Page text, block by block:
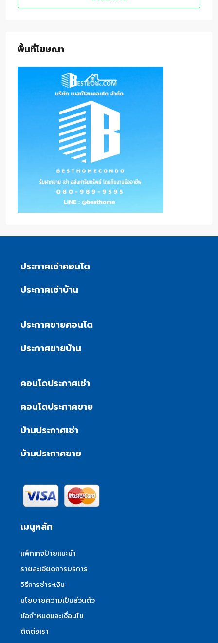
พื้นที่โฆษณา
ประกาศเช่าคอนโด
ประกาศเช่าบ้าน
ประกาศขายคอนโด
ประกาศขายบ้าน
คอนโดประกาศเช่า
คอนโดประกาศขาย
บ้านประกาศเช่า
บ้านประกาศขาย
เมนูหลัก
แพ็กเกจป้ายแนะนำ
รายละเอียดการบริการ
วิธีการชำระเงิน
นโยบายความเป็นส่วนตัว
ข้อกำหนดและเงื่อนไข
ติดต่อเรา